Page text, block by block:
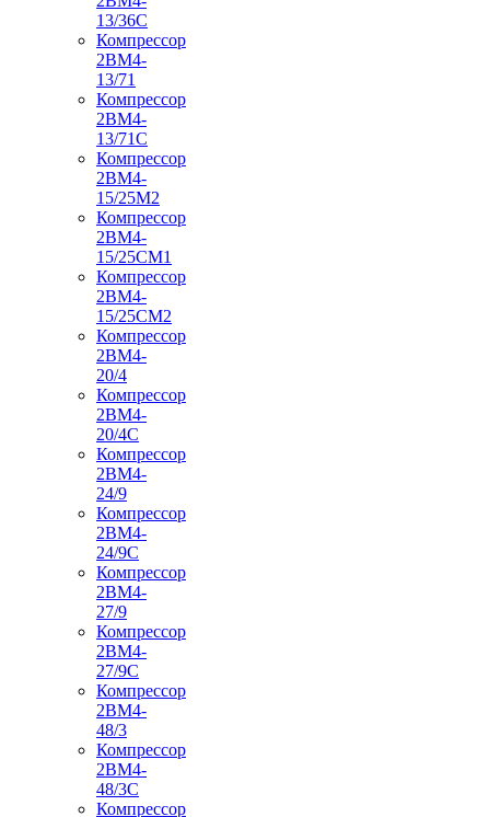
13/36С
Компрессор
2ВМ4-
13/71
Компрессор
2ВМ4-
13/71С
Компрессор
2ВМ4-
15/25М2
Компрессор
2ВМ4-
15/25СМ1
Компрессор
2ВМ4-
15/25СМ2
Компрессор
2ВМ4-
20/4
Компрессор
2ВМ4-
20/4С
Компрессор
2ВМ4-
24/9
Компрессор
2ВМ4-
24/9С
Компрессор
2ВМ4-
27/9
Компрессор
2ВМ4-
27/9С
Компрессор
2ВМ4-
48/3
Компрессор
2ВМ4-
48/3С
Компрессор